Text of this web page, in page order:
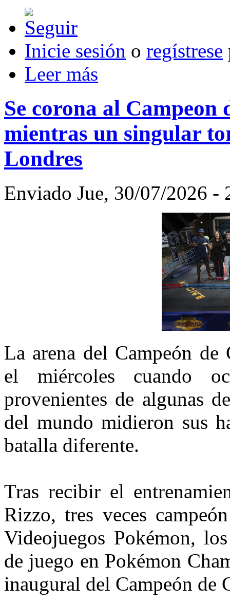
Inicie sesión o regístrese
Leer más
Se corona al Campeon
mientras un singular
Londres
Enviado Jue, 30/07/2026 -
La arena del Campeón de
el miércoles cuando
provenientes de algunas
del mundo midieron sus
batalla diferente.
Tras recibir el
Rizzo, tres veces
Videojuegos Pokémon,
de juego en Pokémon
inaugural del Campeón de